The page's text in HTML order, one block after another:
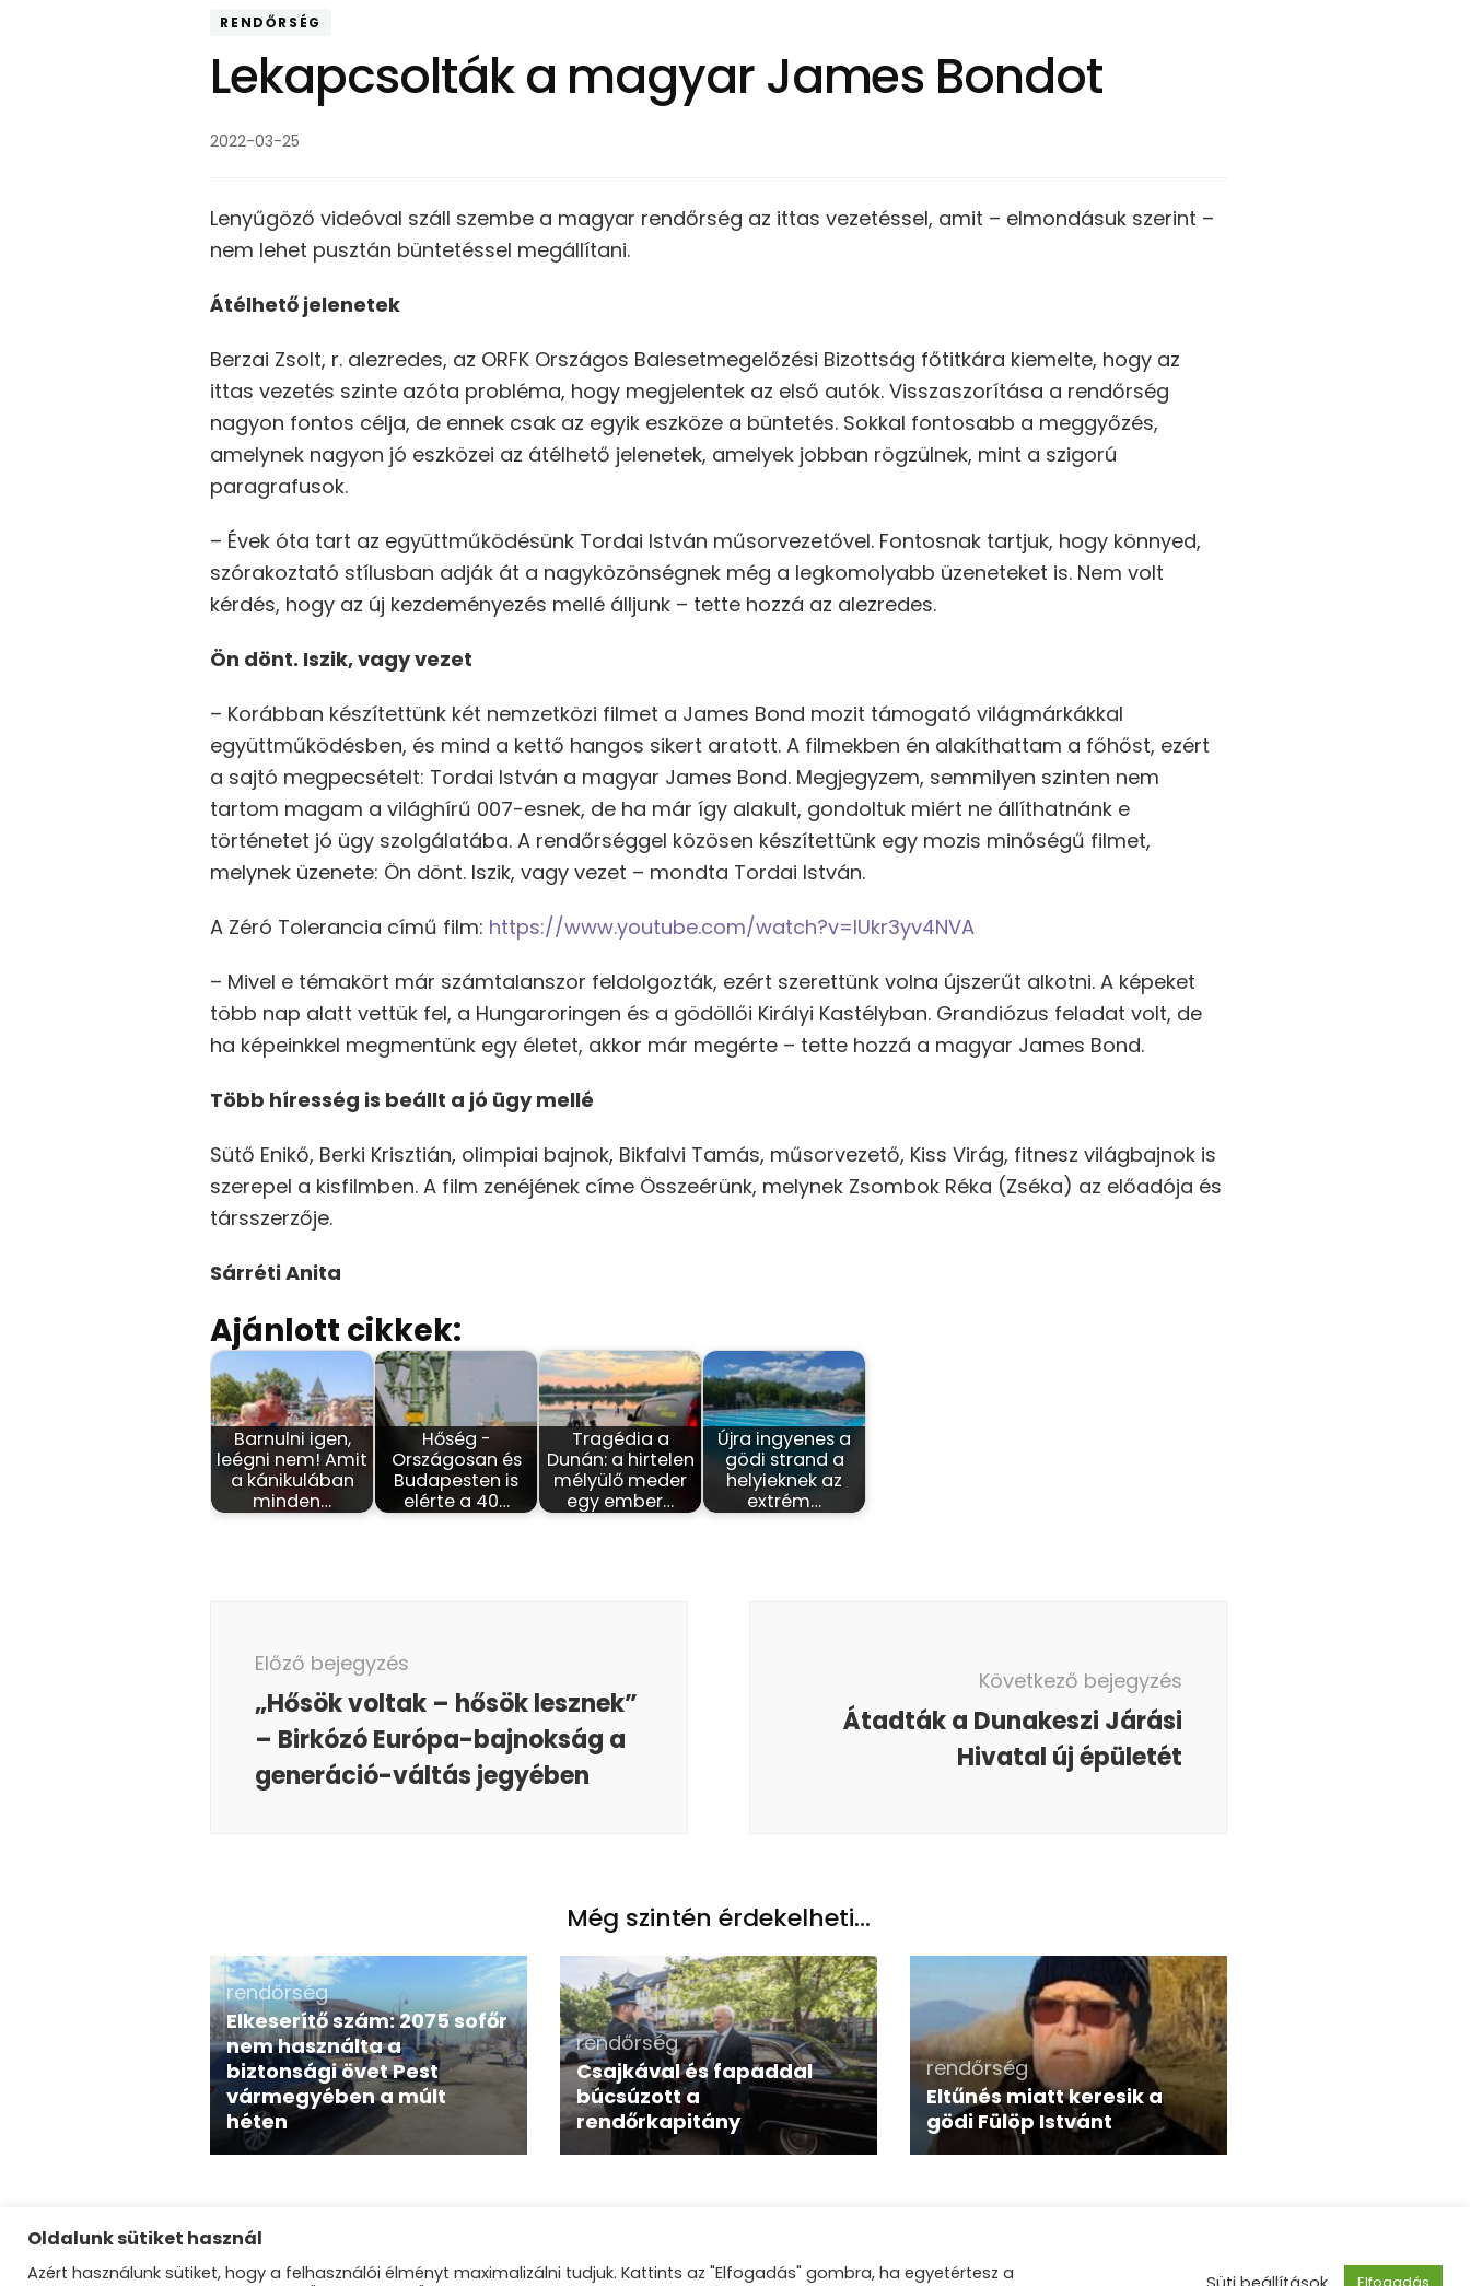
RENDŐRSÉG
Lekapcsolták a magyar James Bondot
2022-03-25
Lenyűgöző videóval száll szembe a magyar rendőrség az ittas vezetéssel, amit – elmondásuk szerint –
nem lehet pusztán büntetéssel megállítani.
Átélhető jelenetek
Berzai Zsolt, r. alezredes, az ORFK Országos Balesetmegelőzési Bizottság főtitkára kiemelte, hogy az
ittas vezetés szinte azóta probléma, hogy megjelentek az első autók. Visszaszorítása a rendőrség
nagyon fontos célja, de ennek csak az egyik eszköze a büntetés. Sokkal fontosabb a meggyőzés,
amelynek nagyon jó eszközei az átélhető jelenetek, amelyek jobban rögzülnek, mint a szigorú
paragrafusok.
– Évek óta tart az együttműködésünk Tordai István műsorvezetővel. Fontosnak tartjuk, hogy könnyed,
szórakoztató stílusban adják át a nagyközönségnek még a legkomolyabb üzeneteket is. Nem volt
kérdés, hogy az új kezdeményezés mellé álljunk – tette hozzá az alezredes.
Ön dönt. Iszik, vagy vezet
– Korábban készítettünk két nemzetközi filmet a James Bond mozit támogató világmárkákkal
együttműködésben, és mind a kettő hangos sikert aratott. A filmekben én alakíthattam a főhőst, ezért
a sajtó megpecsételt: Tordai István a magyar James Bond. Megjegyzem, semmilyen szinten nem
tartom magam a világhírű 007-esnek, de ha már így alakult, gondoltuk miért ne állíthatnánk e
történetet jó ügy szolgálatába. A rendőrséggel közösen készítettünk egy mozis minőségű filmet,
melynek üzenete: Ön dönt. Iszik, vagy vezet – mondta Tordai István.
A Zéró Tolerancia című film: https://www.youtube.com/watch?v=lUkr3yv4NVA
– Mivel e témakört már számtalanszor feldolgozták, ezért szerettünk volna újszerűt alkotni. A képeket
több nap alatt vettük fel, a Hungaroringen és a gödöllői Királyi Kastélyban. Grandiózus feladat volt, de
ha képeinkkel megmentünk egy életet, akkor már megérte – tette hozzá a magyar James Bond.
Több híresség is beállt a jó ügy mellé
Sütő Enikő, Berki Krisztián, olimpiai bajnok, Bikfalvi Tamás, műsorvezető, Kiss Virág, fitnesz világbajnok is
szerepel a kisfilmben. A film zenéjének címe Összeérünk, melynek Zsombok Réka (Zséka) az előadója és
társszerzője.
Sárréti Anita
Ajánlott cikkek:
Barnulni igen,
leégni nem! Amit
a kánikulában
minden…
Hőség -
Országosan és
Budapesten is
elérte a 40…
Tragédia a
Dunán: a hirtelen
mélyülő meder
egy ember…
Újra ingyenes a
gödi strand a
helyieknek az
extrém…
navigáció
Előző bejegyzés
„Hősök voltak – hősök lesznek”
– Birkózó Európa-bajnokság a
generáció-váltás jegyében
Következő bejegyzés
Átadták a Dunakeszi Járási
Hivatal új épületét
Még szintén érdekelheti...
rendőrség
Elkeserítő szám: 2075 sofőr
nem használta a
biztonsági övet Pest
vármegyében a múlt
héten
rendőrség
Csajkával és fapaddal
búcsúzott a
rendőrkapitány
rendőrség
Eltűnés miatt keresik a
gödi Fülöp Istvánt
©Dunakanyar Régió |Blossom Mommy Blog | Fejlesztette Blossom Themes.Készítette:
Oldalunk sütiket használ
Azért használunk sütiket, hogy a felhasználói élményt maximalizálni tudjuk. Kattints az "Elfogadás" gombra, ha egyetértesz a